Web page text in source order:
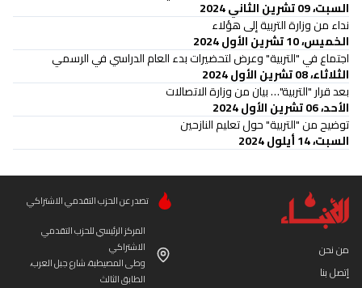
السبت، 09 تشرين الثاني 2024
نداء من وزارة التربية إلى هؤلاء
الخميس، 10 تشرين الأول 2024
اجتماع في "التربية" وعرض لتحضيرات بدء العام الدراسي في الرسمي
الثلاثاء، 08 تشرين الأول 2024
بعد قرار "التربية"… بيان من وزارة الاتصالات
الأحد، 06 تشرين الأول 2024
توضيح من "التربية" حول تعليم النازحين
السبت، 14 أيلول 2024
من نحن
إتصل بنا
تصدر عن الحزب التقدمي الاشتراكي
المركز الرئيسي للحزب التقدمي
الاشتراكي
وطى المصيطبة، شارع جبل العرب،
الطابق الثالث